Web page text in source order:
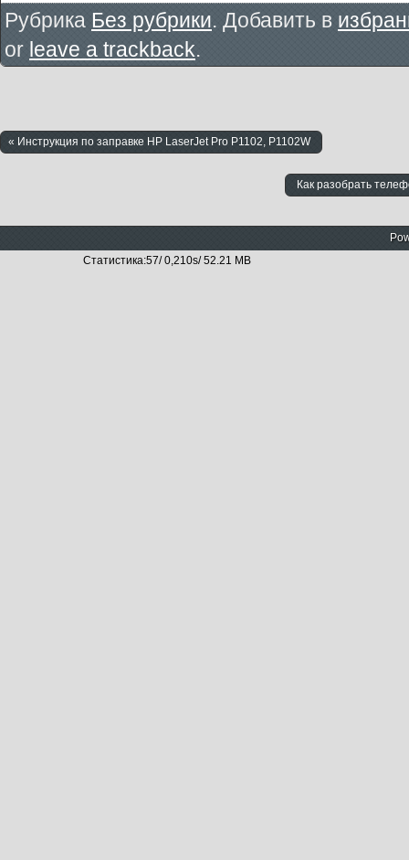
Рубрика Без рубрики. Добавить в
or leave a trackback.
« Инструкция по заправке HP LaserJet Pro P1102, P1102W
Как разобрать
Статистика:57/ 0,210s/ 52.21 MB